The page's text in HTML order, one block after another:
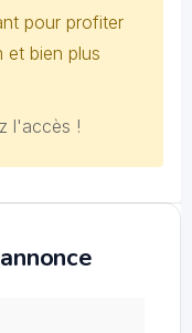
pour profiter
et bien plus
l'accès !